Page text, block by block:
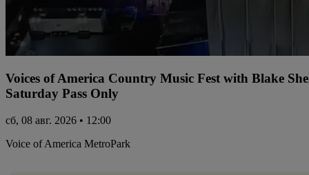
Voices of America Country Music Fest with Blake
Saturday Pass Only
сб, 08 авг. 2026 • 12:00
Voice of America MetroPark